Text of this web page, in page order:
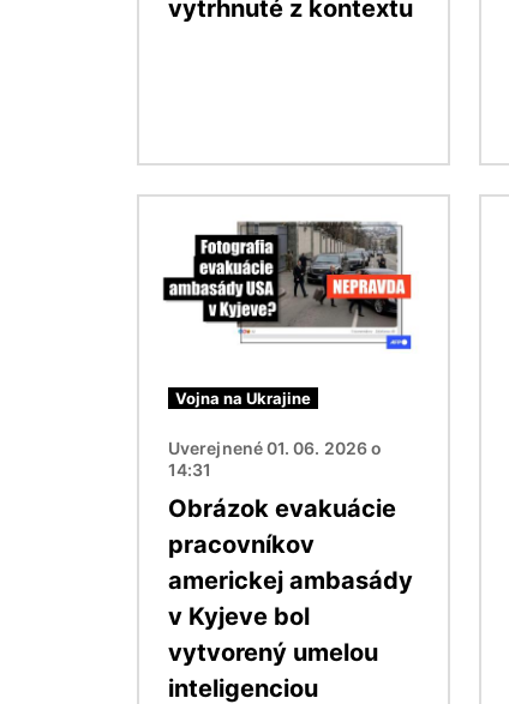
vytrhnuté z kontextu
Vojna na Ukrajine
Uverejnené 01. 06. 2026 o
14:31
Obrázok evakuácie
pracovníkov
americkej ambasády
v Kyjeve bol
vytvorený umelou
inteligenciou